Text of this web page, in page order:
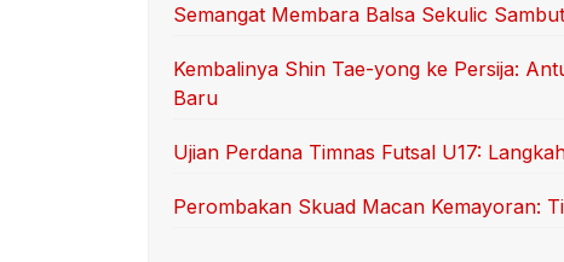
Semangat Membara Balsa Sekulic
Kembalinya Shin Tae-yong ke Persija:
Baru
Ujian Perdana Timnas Futsal U17:
Perombakan Skuad Macan Kemayoran: